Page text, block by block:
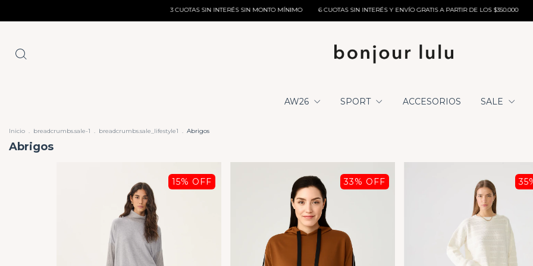
3 CUOTAS SIN INTERÉS SIN MONTO MÍNIMO 6 CUOTAS SIN INTERÉS Y ENVÍO GRATIS A PARTIR DE LOS $350.000 10% EXTRA OFF POR
AW26 SPORT ACCESORIOS SALE
Inicio . breadcrumbs.sale-1 . breadcrumbs.sale_lifestyle1 . Abrigos
Abrigos
15% OFF 33% OFF 35